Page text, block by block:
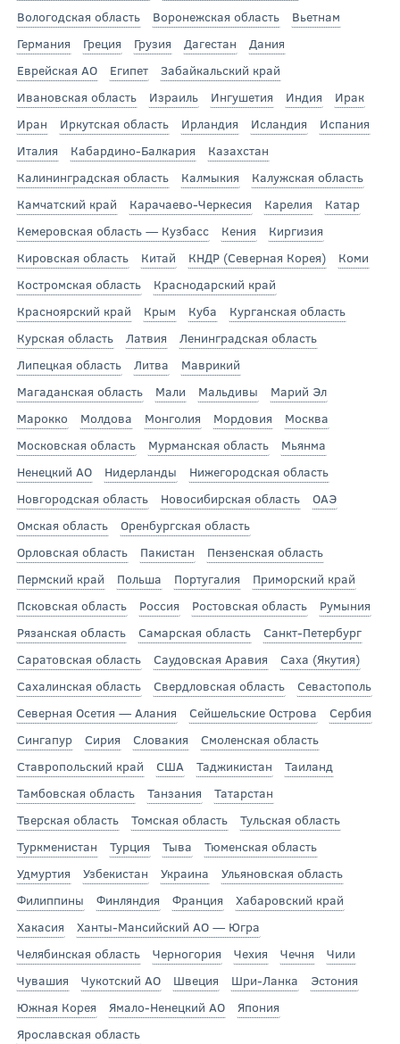
Вологодская область
Воронежская область
Вьетнам
Германия
Греция Грузия Дагестан
Дания
Еврейская АО
Египет
Забайкальский край
Ивановская область
Израиль Ингушетия Индия
Ирак
Иран
Иркутская область Ирландия Исландия
Испания
Италия
Кабардино-Балкария
Казахстан
Калининградская область
Калмыкия
Калужская область
Камчатский край
Карачаево-Черкесия Карелия
Катар
Кемеровская область — Кузбасс
Кения
Киргизия
Кировская область
Китай КНДР (Северная Корея)
Коми
Костромская область
Краснодарский край
Красноярский край
Крым Куба
Курганская область
Курская область
Латвия
Ленинградская область
Липецкая область
Литва
Маврикий
Магаданская область
Мали Мальдивы
Марий Эл
Марокко
Молдова Монголия Мордовия
Москва
Московская область
Мурманская область
Мьянма
Ненецкий АО
Нидерланды
Нижегородская область
Новгородская область
Новосибирская область
ОАЭ
Омская область
Оренбургская область
Орловская область
Пакистан
Пензенская область
Пермский край
Польша Португалия
Приморский край
Псковская область
Россия Ростовская область
Румыния
Рязанская область
Самарская область
Санкт-Петербург
Саратовская область
Саудовская Аравия
Саха (Якутия)
Сахалинская область
Свердловская область
Севастополь
Северная Осетия — Алания
Сейшельские Острова
Сербия
Сингапур
Сирия Словакия
Смоленская область
Ставропольский край
США Таджикистан
Таиланд
Тамбовская область
Танзания
Татарстан
Тверская область
Томская область
Тульская область
Туркменистан
Турция Тыва
Тюменская область
Удмуртия
Узбекистан Украина
Ульяновская область
Филиппины
Финляндия Франция
Хабаровский край
Хакасия
Ханты-Мансийский АО — Югра
Челябинская область
Черногория Чехия Чечня
Чили
Чувашия
Чукотский АО Швеция Шри-Ланка
Эстония
Южная Корея
Ямало-Ненецкий АО
Япония
Ярославская область